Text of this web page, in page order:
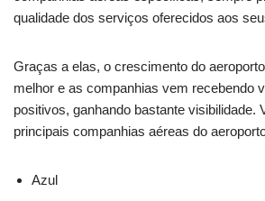
qualidade dos serviços oferecidos aos
Graças a elas, o crescimento do
melhor e as companhias vem recebendo
positivos, ganhando bastante visibilidade.
principais companhias aéreas do
Azul